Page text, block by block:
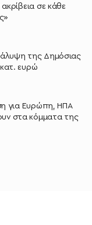
σε κάθε
της Δημόσιας
ευρώ
για Ευρώπη, ΗΠΑ
στα κόμματα της